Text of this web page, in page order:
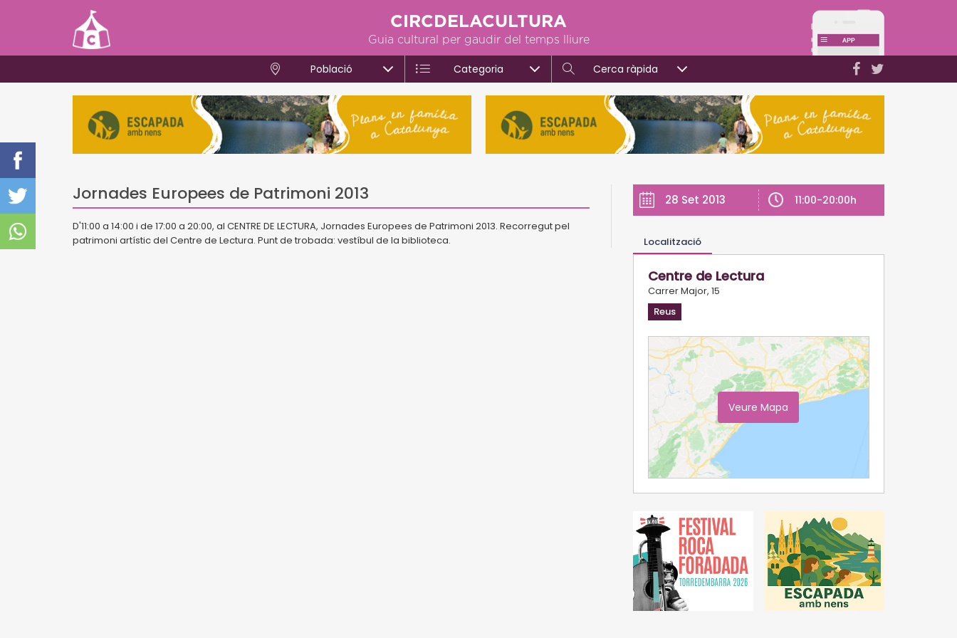
CIRCDELACULTURA
Guia cultural per gaudir del temps lliure
Població Categoria Cerca ràpida
Jornades Europees de Patrimoni 2013
D'11:00 a 14:00 i de 17:00 a 20:00, al CENTRE DE LECTURA, Jornades Europees de Patrimoni 2013. Recorregut pel
patrimoni artístic del Centre de Lectura. Punt de trobada: vestíbul de la biblioteca.
28 Set 2013 11:00-20:00h
Localització
Centre de Lectura
Carrer Major, 15
Reus
Veure Mapa